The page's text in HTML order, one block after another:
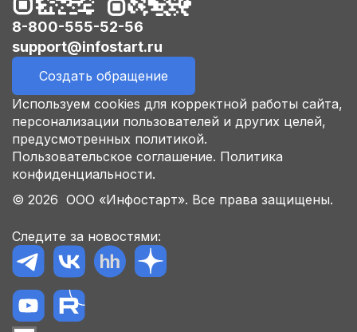
8-800-555-52-56
support@infostart.ru
Создать обращение
Используем cookies для корректной работы сайта,
персонализации пользователей и других целей,
предусмотренных политикой.
Пользовательское соглашение. Политика
конфиденциальности.
© 2026 ООО «Инфостарт». Все права защищены.
Следите за новостями: